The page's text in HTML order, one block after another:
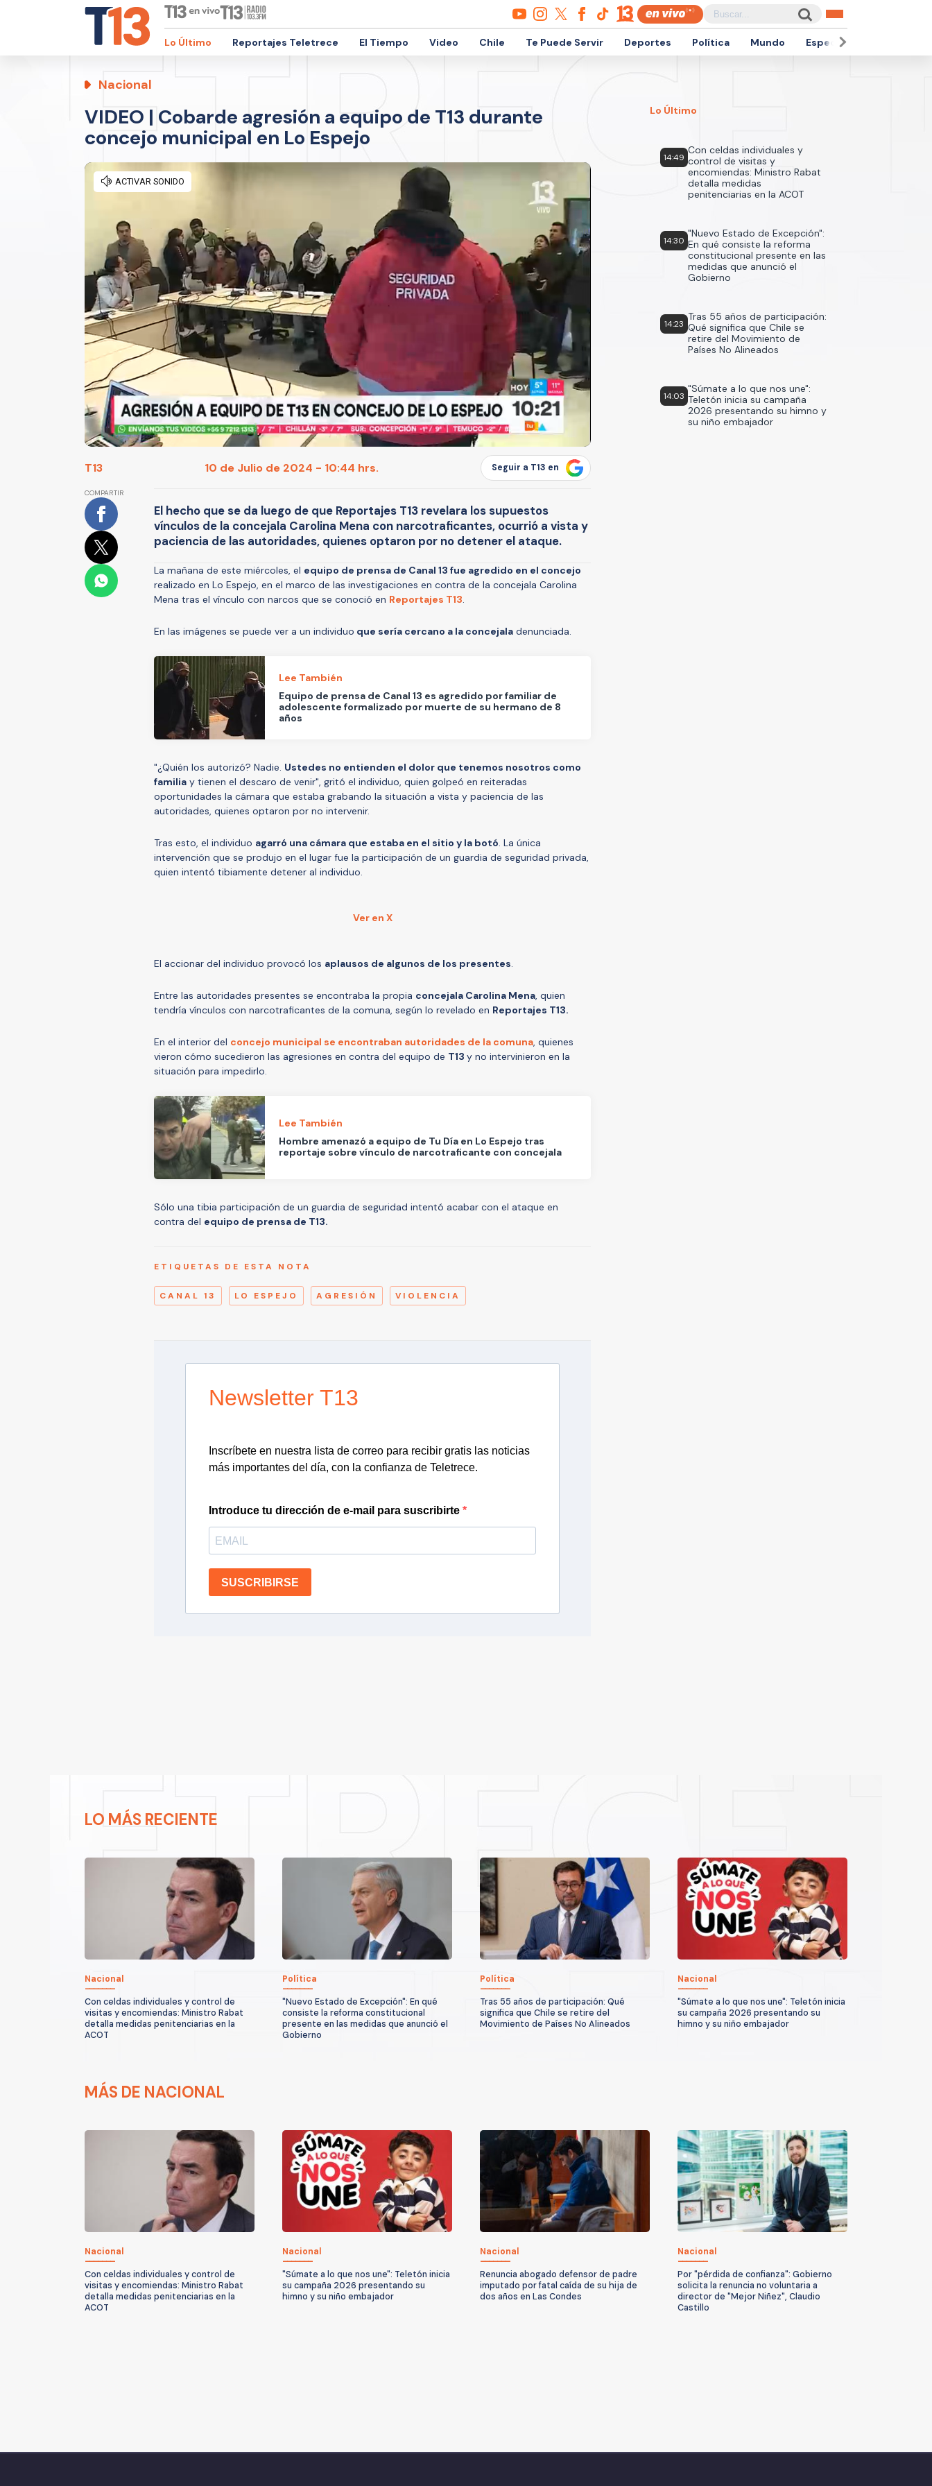
Lo Último Reportajes Teletrece El Tiempo Video Chile Te Puede Servir Deportes Política Mundo Espectáculos
Nacional
VIDEO | Cobarde agresión a equipo de T13 durante
concejo municipal en Lo Espejo
T13 10 de Julio de 2024 - 10:44 hrs. Seguir a T13 en
COMPARTIR
El hecho que se da luego de que Reportajes T13 revelara los supuestos
vínculos de la concejala Carolina Mena con narcotraficantes, ocurrió a vista y
paciencia de las autoridades, quienes optaron por no detener el ataque.
La mañana de este miércoles, el equipo de prensa de Canal 13 fue agredido en el concejo
realizado en Lo Espejo, en el marco de las investigaciones en contra de la concejala Carolina
Mena tras el vínculo con narcos que se conoció en Reportajes T13.
En las imágenes se puede ver a un individuo que sería cercano a la concejala denunciada.
Lee También
Equipo de prensa de Canal 13 es agredido por familiar de
adolescente formalizado por muerte de su hermano de 8
años
"¿Quién los autorizó? Nadie. Ustedes no entienden el dolor que tenemos nosotros como
familia y tienen el descaro de venir", gritó el individuo, quien golpeó en reiteradas
oportunidades la cámara que estaba grabando la situación a vista y paciencia de las
autoridades, quienes optaron por no intervenir.
Tras esto, el individuo agarró una cámara que estaba en el sitio y la botó. La única
intervención que se produjo en el lugar fue la participación de un guardia de seguridad privada,
quien intentó tibiamente detener al individuo.
Ver en X
El accionar del individuo provocó los aplausos de algunos de los presentes.
Entre las autoridades presentes se encontraba la propia concejala Carolina Mena, quien
tendría vínculos con narcotraficantes de la comuna, según lo revelado en Reportajes T13.
En el interior del concejo municipal se encontraban autoridades de la comuna, quienes
vieron cómo sucedieron las agresiones en contra del equipo de T13 y no intervinieron en la
situación para impedirlo.
Lee También
Hombre amenazó a equipo de Tu Día en Lo Espejo tras
reportaje sobre vínculo de narcotraficante con concejala
Sólo una tibia participación de un guardia de seguridad intentó acabar con el ataque en
contra del equipo de prensa de T13.
ETIQUETAS DE ESTA NOTA
CANAL 13 LO ESPEJO AGRESIÓN VIOLENCIA
Newsletter T13
Inscríbete en nuestra lista de correo para recibir gratis las noticias
más importantes del día, con la confianza de Teletrece.
Introduce tu dirección de e-mail para suscribirte
SUSCRIBIRSE
Lo Último
14:49
Con celdas individuales y
control de visitas y
encomiendas: Ministro Rabat
detalla medidas
penitenciarias en la ACOT
14:30
"Nuevo Estado de Excepción":
En qué consiste la reforma
constitucional presente en las
medidas que anunció el
Gobierno
14:23
Tras 55 años de participación:
Qué significa que Chile se
retire del Movimiento de
Países No Alineados
14:03
"Súmate a lo que nos une":
Teletón inicia su campaña
2026 presentando su himno y
su niño embajador
LO MÁS RECIENTE
Nacional
Con celdas individuales y control de
visitas y encomiendas: Ministro Rabat
detalla medidas penitenciarias en la
ACOT
Política
"Nuevo Estado de Excepción": En qué
consiste la reforma constitucional
presente en las medidas que anunció el
Gobierno
Política
Tras 55 años de participación: Qué
significa que Chile se retire del
Movimiento de Países No Alineados
Nacional
"Súmate a lo que nos une": Teletón inicia
su campaña 2026 presentando su
himno y su niño embajador
MÁS DE NACIONAL
Nacional
Con celdas individuales y control de
visitas y encomiendas: Ministro Rabat
detalla medidas penitenciarias en la
ACOT
Nacional
"Súmate a lo que nos une": Teletón inicia
su campaña 2026 presentando su
himno y su niño embajador
Nacional
Renuncia abogado defensor de padre
imputado por fatal caída de su hija de
dos años en Las Condes
Nacional
Por "pérdida de confianza": Gobierno
solicita la renuncia no voluntaria a
director de "Mejor Niñez", Claudio
Castillo